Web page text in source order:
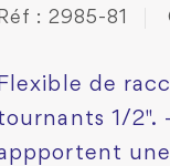
Réf : 2985-81
de
1/2".